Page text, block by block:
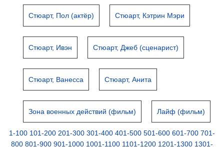
Стюарт, Пол (актёр) Стюарт, Кэтрин Мэри
Стюарт, Ивэн Стюарт, Джеб (сценарист)
Стюарт, Ванесса Стюарт, Анита
Зона военных действий (фильм) Лайф (фильм)
1-100 101-200 201-300 301-400 401-500 501-600 601-700 701-
800 801-900 901-1000 1001-1100 1101-1200 1201-1300 1301-